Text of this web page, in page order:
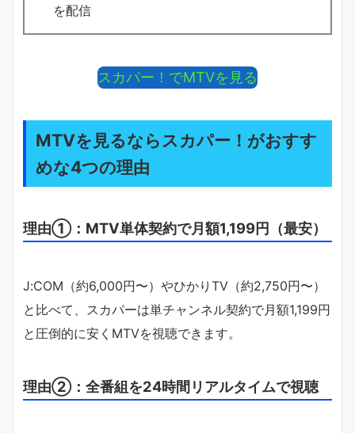
を配信
スカパー！でMTVを見る
MTVを見るならスカパー！がおすす
めな4つの理由
理由①：MTV単体契約で月額1,199円（最安）
J:COM（約6,000円〜）やひかりTV（約2,750円〜）
と比べて、スカパーは単チャンネル契約で月額1,199円
と圧倒的に安くMTVを視聴できます。
理由②：全番組を24時間リアルタイムで視聴